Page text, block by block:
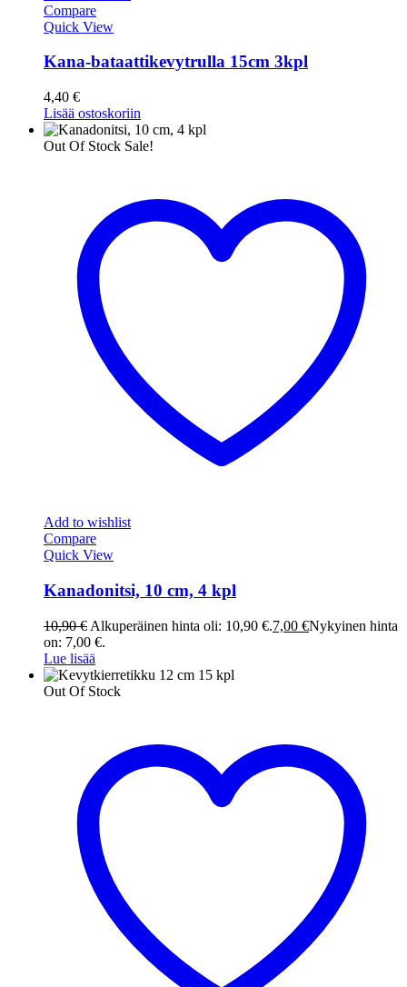
Compare
Quick View
Kana-bataattikevytrulla 15cm 3kpl
4,40 €
Lisää ostoskoriin
Out Of Stock Sale!
Add to wishlist
Compare
Quick View
Kanadonitsi, 10 cm, 4 kpl
10,90€ Alkuperäinen hinta oli: 10,90 €.7,00 €Nykyinen hinta
on: 7,00 €.
Lue lisää
Out Of Stock